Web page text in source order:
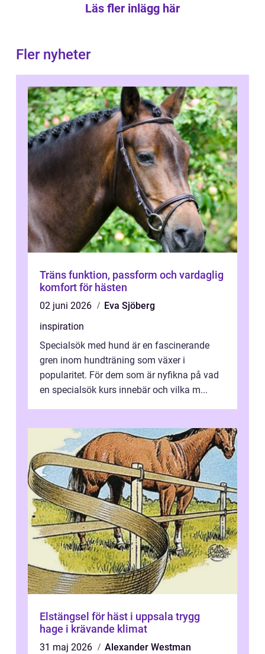
Läs fler inlägg här
Fler nyheter
Träns funktion, passform och vardaglig
komfort för hästen
02 juni 2026
Eva Sjöberg
inspiration
Specialsök med hund är en fascinerande
gren inom hundträning som växer i
popularitet. För dem som är nyfikna på vad
en specialsök kurs innebär och vilka m...
Elstängsel för häst i uppsala trygg
hage i krävande klimat
31 maj 2026
Alexander Westman